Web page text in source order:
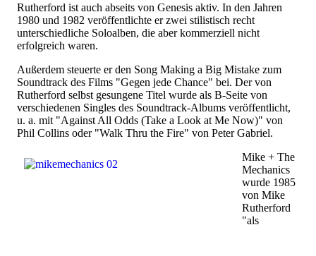
Rutherford ist auch abseits von Genesis aktiv. In den Jahren
1980 und 1982 veröffentlichte er zwei stilistisch recht
unterschiedliche Soloalben, die aber kommerziell nicht
erfolgreich waren.
Außerdem steuerte er den Song Making a Big Mistake zum
Soundtrack des Films "Gegen jede Chance" bei. Der von
Rutherford selbst gesungene Titel wurde als B-Seite von
verschiedenen Singles des Soundtrack-Albums veröffentlicht,
u. a. mit "Against All Odds (Take a Look at Me Now)" von
Phil Collins oder "Walk Thru the Fire" von Peter Gabriel.
Mike + The
Mechanics
wurde 1985
von Mike
Rutherford
"als